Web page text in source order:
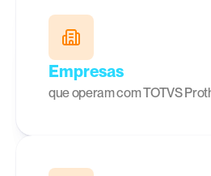
Empresas
que operam com TOTVS